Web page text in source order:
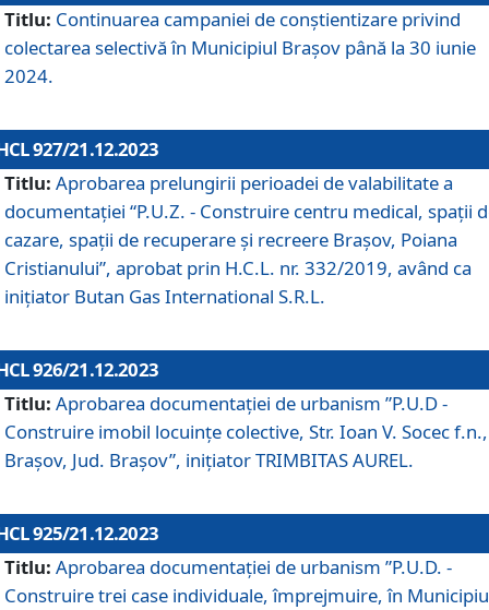
Titlu: Continuarea campaniei de conștientizare privind
colectarea selectivă în Municipiul Braşov până la 30 iunie
2024.
927/21.12.2023
Titlu: Aprobarea prelungirii perioadei de valabilitate a
documentaţiei “P.U.Z. - Construire centru medical, spații
cazare, spații de recuperare și recreere Brașov, Poiana
Cristianului”, aprobat prin H.C.L. nr. 332/2019, având ca
inițiator Butan Gas International S.R.L.
926/21.12.2023
Titlu: Aprobarea documentaţiei de urbanism ”P.U.D -
Construire imobil locuințe colective, Str. Ioan V. Socec f.n.,
Brașov, Jud. Brașov”, inițiator TRIMBITAS AUREL.
925/21.12.2023
Titlu: Aprobarea documentaţiei de urbanism ”P.U.D. -
Construire trei case individuale, împrejmuire, în